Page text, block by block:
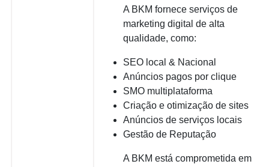
A BKM fornece serviços de
marketing digital de alta
qualidade, como:
SEO local & Nacional
Anúncios pagos por clique
SMO multiplataforma
Criação e otimização de sites
Anúncios de serviços locais
Gestão de Reputação
A BKM está comprometida em